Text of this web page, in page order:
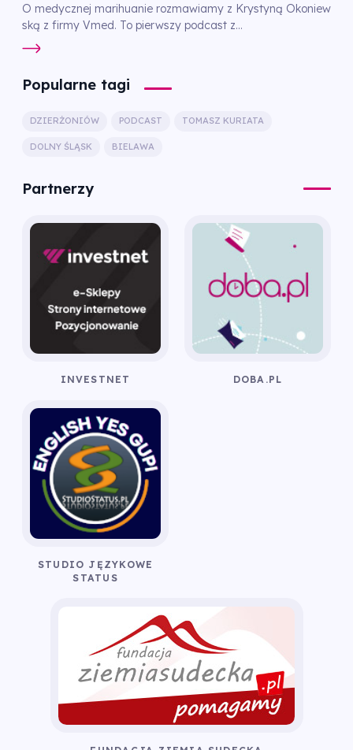
O medycznej marihuanie rozmawiamy z Krystyną Okoniew
ską z firmy Vmed. To pierwszy podcast z...
Popularne tagi
DZIERŻONIÓW PODCAST TOMASZ KURIATA
DOLNY ŚLĄSK BIELAWA
Partnerzy
INVESTNET DOBA.PL
STUDIO JĘZYKOWE
STATUS